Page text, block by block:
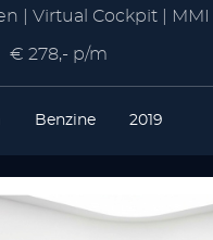
| Virtual Cockpit | MMI
€ 278,- p/m
Benzine 2019